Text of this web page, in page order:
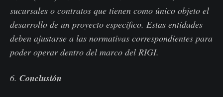
sucursales o contratos que tienen como único objeto el
desarrollo de un proyecto específico. Estas entidades
deben ajustarse a las normativas correspondientes para
poder operar dentro del marco del RIGI.
6. Conclusión